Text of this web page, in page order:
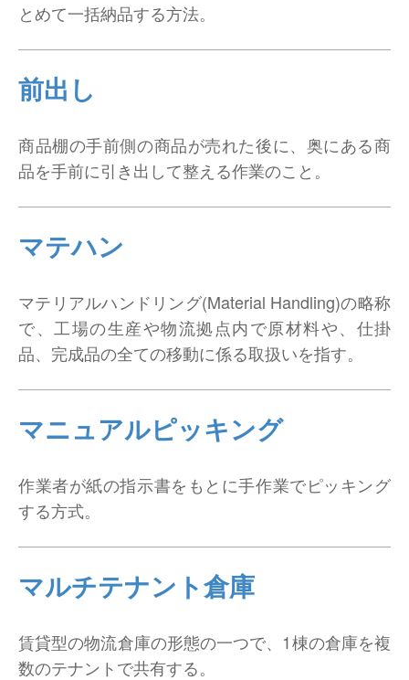
とめて一括納品する方法。
前出し
商品棚の手前側の商品が売れた後に、奥にある商
品を手前に引き出して整える作業のこと。
マテハン
マテリアルハンドリング(Material Handling)の略称
で、工場の生産や物流拠点内で原材料や、仕掛
品、完成品の全ての移動に係る取扱いを指す。
マニュアルピッキング
作業者が紙の指示書をもとに手作業でピッキング
する方式。
マルチテナント倉庫
賃貸型の物流倉庫の形態の一つで、1棟の倉庫を複
数のテナントで共有する。